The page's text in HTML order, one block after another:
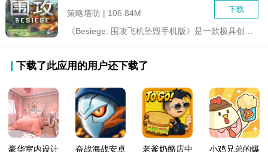
下载
策略塔防 | 106.84M
下载了此应用的用户还下载了
豪华室内设计 奋战海战安卓 老爹奶酪店中 小鸡兄弟的爆